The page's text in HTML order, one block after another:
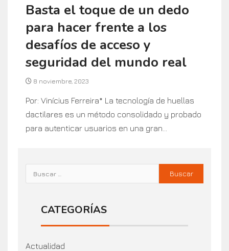
Basta el toque de un dedo
para hacer frente a los
desafíos de acceso y
seguridad del mundo real
8 noviembre, 2023
Por: Vinícius Ferreira* La tecnología de huellas
dactilares es un método consolidado y probado
para autenticar usuarios en una gran...
CATEGORÍAS
Actualidad